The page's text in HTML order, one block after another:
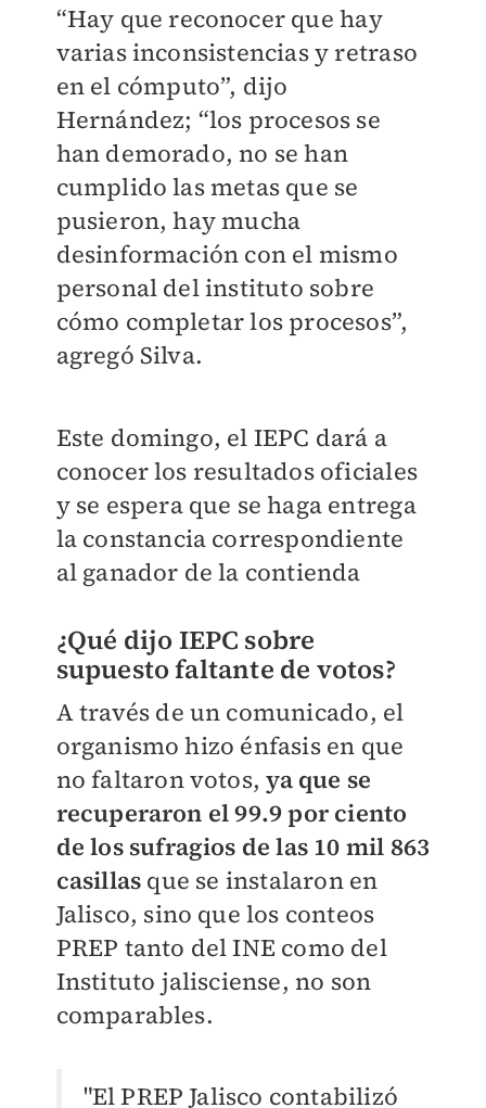
“Hay que reconocer que hay
varias inconsistencias y retraso
en el cómputo”, dijo
Hernández; “los procesos se
han demorado, no se han
cumplido las metas que se
pusieron, hay mucha
desinformación con el mismo
personal del instituto sobre
cómo completar los procesos”,
agregó Silva.
Este domingo, el IEPC dará a
conocer los resultados oficiales
y se espera que se haga entrega
la constancia correspondiente
al ganador de la contienda
¿Qué dijo IEPC sobre
supuesto faltante de votos?
A través de un comunicado, el
organismo hizo énfasis en que
no faltaron votos,ya que se
recuperaron el 99.9 por ciento
de los sufragios de las 10 mil 863
casillas que se instalaron en
Jalisco, sino que los conteos
PREP tanto del INE como del
Instituto jalisciense, no son
comparables.
"El PREP Jalisco contabilizó